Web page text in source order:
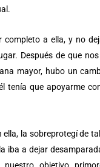
completo a ella, y no
Después de que
mayor, hubo un
tenía que apoyarme
la sobreprotegí de
iba a dejar